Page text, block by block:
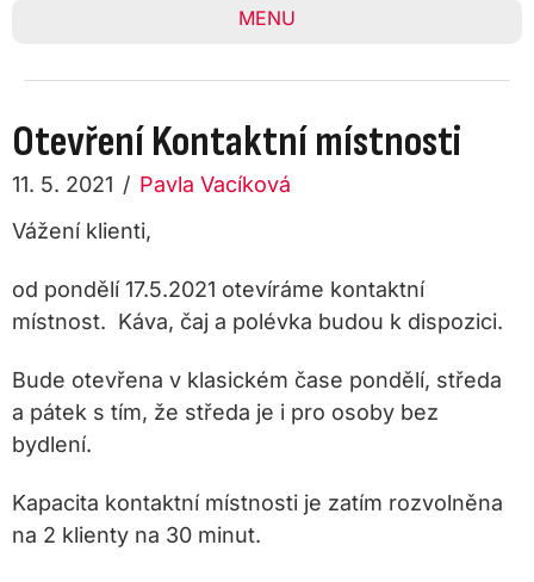
MENU
Otevření Kontaktní místnosti
11. 5. 2021 / Pavla Vacíková
Vážení klienti,
od pondělí 17.5.2021 otevíráme kontaktní
místnost. Káva, čaj a polévka budou k dispozici.
Bude otevřena v klasickém čase pondělí, středa
a pátek s tím, že středa je i pro osoby bez
bydlení.
Kapacita kontaktní místnosti je zatím rozvolněna
na 2 klienty na 30 minut.